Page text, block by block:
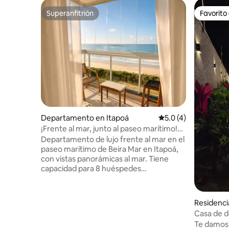
Superanfitrión
Superanfitrión
Departamento en Itapoá Calificación
5.0 (4)
¡Frente al mar, junto al paseo marítimo!
Centro de Itapoá-SC
Departamento de lujo frente al mar en el
paseo marítimo de Beira Mar en Itapoá,
con vistas panorámicas al mar. Tiene
capacidad para 8 huéspedes
Casa de
Te